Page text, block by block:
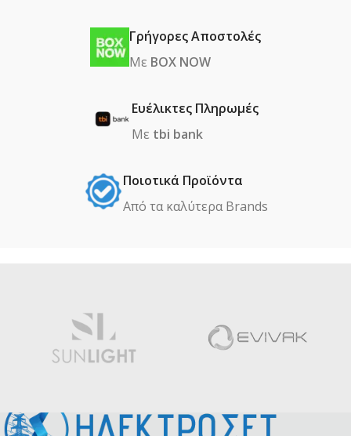
Γρήγορες Αποστολές
Με BOX NOW
Ευέλικτες Πληρωμές
Με tbi bank
Ποιοτικά Προϊόντα
Από τα καλύτερα Βrands